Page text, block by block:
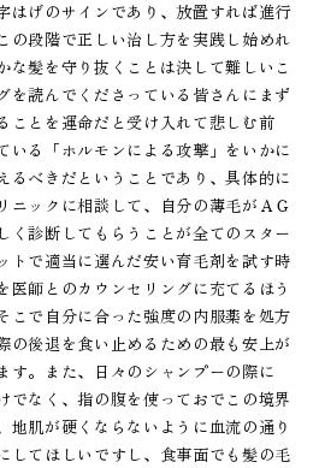
はげのサインであり、放置すれば進行
の段階で正しい治し方を実践し始めれ
な髪を守り抜くことは決して難しいこ
を読んでくださっている皆さんにまず
ことを運命だと受け入れて悲しむ前
いる「ホルモンによる攻撃」をいかに
るべきだということであり、具体的に
ニックに相談して、自分の薄毛がＡＧ
く診断してもらうことが全てのスター
トで適当に選んだ安い育毛剤を試す時
医師とのカウンセリングに充てるほう
こで自分に合った強度の内服薬を処方
の後退を食い止めるための最も安上が
す。また、日々のシャンプーの際に
でなく、指の腹を使っておでこの境界
地肌が硬くならないように血流の通り
してほしいですし、食事面でも髪の毛